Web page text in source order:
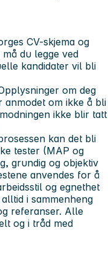
CV-skjema og
du legge ved
kandidater vil bli
om deg
om ikke å bli
ikke blir tatt
kan det bli
tester (MAP og
grundig og objektiv
anvendes for å
og egnethet
i sammenheng
referanser. Alle
og i tråd med